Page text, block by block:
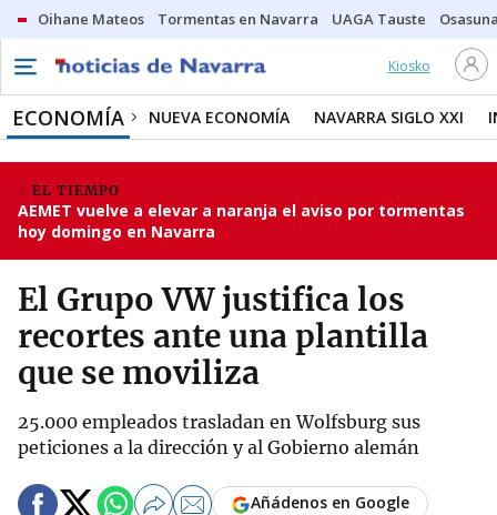
Oihane Mateos Tormentas en Navarra UAGA Tauste
Kiosko
ECONOMÍA NUEVA ECONOMÍA NAVARRA SIGLO XXI
EL TIEMPO
AEMET vuelve a elevar a naranja el aviso por tormentas
hoy domingo en Navarra
El Grupo VW justifica los
recortes ante una plantilla
que se moviliza
25.000 empleados trasladan en Wolfsburg sus
peticiones a la dirección y al Gobierno alemán
Añádenos en Google